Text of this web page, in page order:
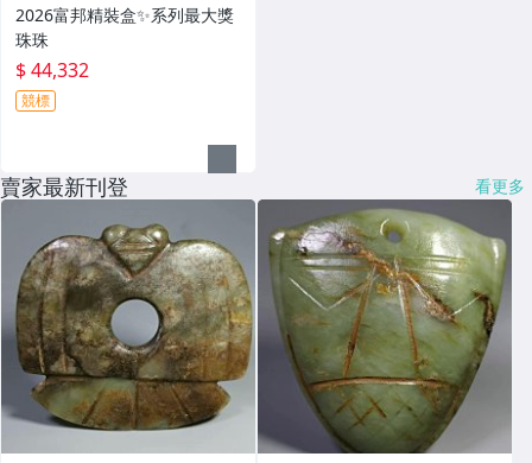
2026富邦精裝盒✨系列最大獎
珠珠
$ 44,332
競標
賣家最新刊登 看更多